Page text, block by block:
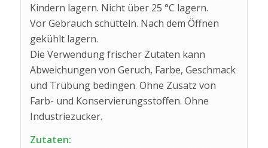
Kindern lagern. Nicht über 25 °C lagern.
Vor Gebrauch schütteln. Nach dem Öffnen
gekühlt lagern.
Die Verwendung frischer Zutaten kann
Abweichungen von Geruch, Farbe, Geschmack
und Trübung bedingen. Ohne Zusatz von
Farb- und Konservierungsstoffen. Ohne
Industriezucker.
Zutaten: